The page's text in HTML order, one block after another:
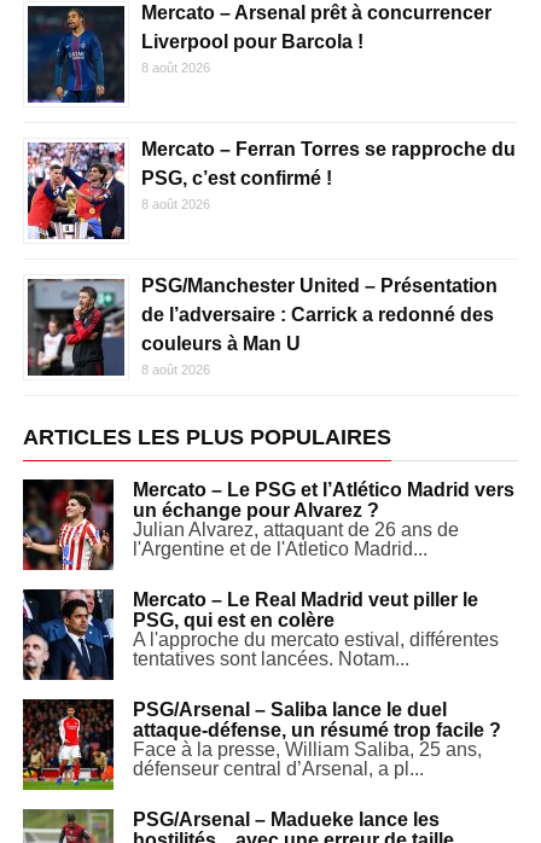
Mercato – Arsenal prêt à concurrencer
Liverpool pour Barcola !
8 août 2026
Mercato – Ferran Torres se rapproche du
PSG, c’est confirmé !
8 août 2026
PSG/Manchester United – Présentation
de l’adversaire : Carrick a redonné des
couleurs à Man U
8 août 2026
ARTICLES LES PLUS POPULAIRES
Mercato – Le PSG et l’Atlético Madrid vers
un échange pour Alvarez ?
Julian Alvarez, attaquant de 26 ans de
l'Argentine et de l'Atletico Madrid...
Mercato – Le Real Madrid veut piller le
PSG, qui est en colère
A l'approche du mercato estival, différentes
tentatives sont lancées. Notam...
PSG/Arsenal – Saliba lance le duel
attaque-défense, un résumé trop facile ?
Face à la presse, William Saliba, 25 ans,
défenseur central d’Arsenal, a pl...
PSG/Arsenal – Madueke lance les